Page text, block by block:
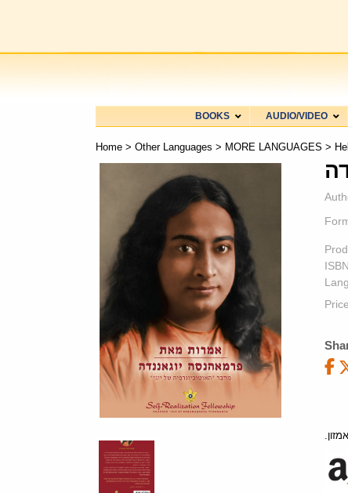
BOOKS AUDIO/VIDEO
Home > Other Languages > MORE LANGUAGES >